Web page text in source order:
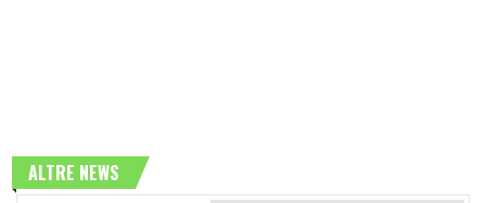
ALTRE NEWS